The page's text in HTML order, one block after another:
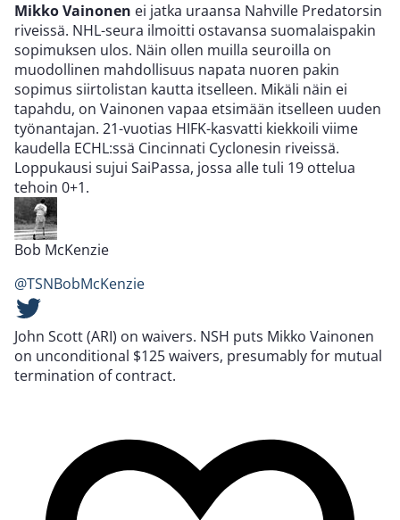
Mikko Vainonen ei jatka uraansa Nahville Predatorsin
riveissä. NHL-seura ilmoitti ostavansa suomalaispakin
sopimuksen ulos. Näin ollen muilla seuroilla on
muodollinen mahdollisuus napata nuoren pakin
sopimus siirtolistan kautta itselleen. Mikäli näin ei
tapahdu, on Vainonen vapaa etsimään itselleen uuden
työnantajan. 21-vuotias HIFK-kasvatti kiekkoili viime
kaudella ECHL:ssä Cincinnati Cyclonesin riveissä.
Loppukausi sujui SaiPassa, jossa alle tuli 19 ottelua
tehoin 0+1.
Bob McKenzie
@TSNBobMcKenzie
John Scott (ARI) on waivers. NSH puts Mikko Vainonen
on unconditional $125 waivers, presumably for mutual
termination of contract.